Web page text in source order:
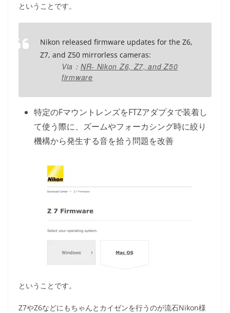
ということです。
Nikon released firmware updates for the Z6,
Z7, and Z50 mirrorless cameras:
Via： NR- Nikon Z6, Z7, and Z50
firmware
特定のFマウントレンズをFTZアダプタで装着し
て使う際に、ズームやフォーカシング時に絞り
機構から発生する音を拾う問題を改善
ということです。
Z7やZ6などにもちゃんとカイゼンを行うのが流石Nikon様